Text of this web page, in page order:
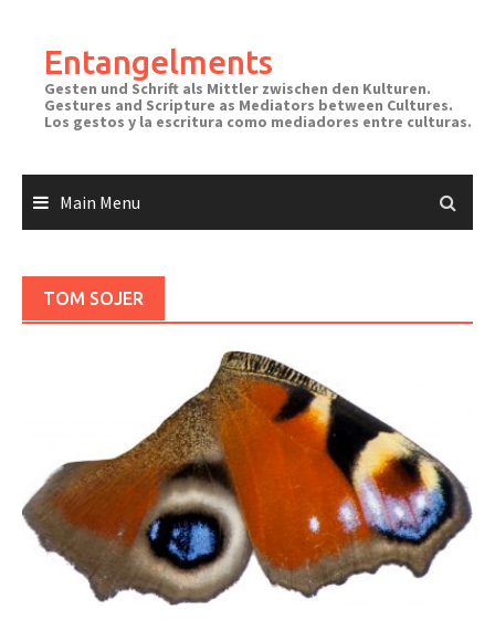
contentEntangelments
Gesten und Schrift als Mittler zwischen den Kulturen.
Gestures and Scripture as Mediators between Cultures.
Los gestos y la escritura como mediadores entre culturas.
Main Menu
TOM SOJER